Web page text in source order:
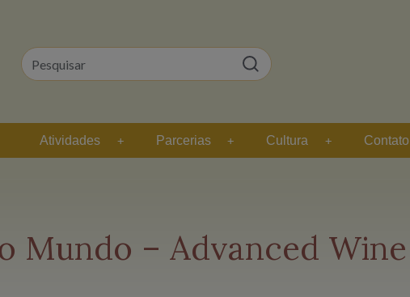
Atividades Parcerias Cultura Contato
Mundo – Advanced Wine